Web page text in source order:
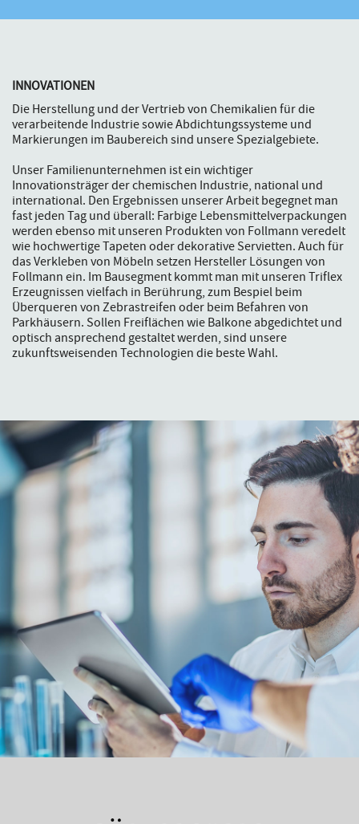
INNOVATIONEN
Die Herstellung und der Vertrieb von Chemikalien für die
verarbeitende Industrie sowie Abdichtungssysteme und
Markierungen im Baubereich sind unsere Spezialgebiete.
Unser Familienunternehmen ist ein wichtiger
Innovationsträger der chemischen Industrie, national und
international. Den Ergebnissen unserer Arbeit begegnet man
fast jeden Tag und überall: Farbige Lebensmittelverpackungen
werden ebenso mit unseren Produkten von Follmann veredelt
wie hochwertige Tapeten oder dekorative Servietten. Auch für
das Verkleben von Möbeln setzen Hersteller Lösungen von
Follmann ein. Im Bausegment kommt man mit unseren Triflex
Erzeugnissen vielfach in Berührung, zum Bespiel beim
Überqueren von Zebrastreifen oder beim Befahren von
Parkhäusern. Sollen Freiflächen wie Balkone abgedichtet und
optisch ansprechend gestaltet werden, sind unsere
zukunftsweisenden Technologien die beste Wahl.